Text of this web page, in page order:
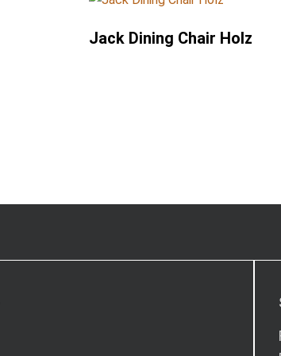
Jack Dining Chair Holz